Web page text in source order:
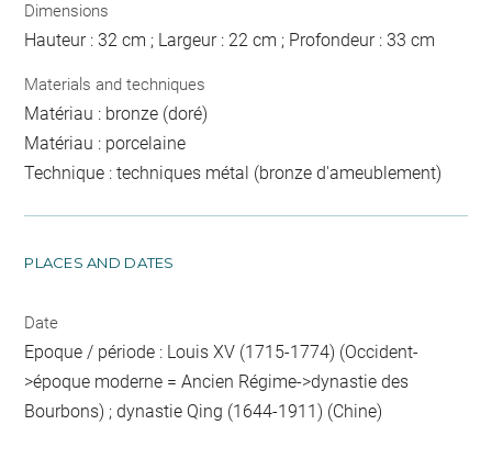
Dimensions
Hauteur : 32 cm ; Largeur : 22 cm ; Profondeur : 33 cm
Materials and techniques
Matériau : bronze (doré)
Matériau : porcelaine
Technique : techniques métal (bronze d'ameublement)
PLACES AND DATES
Date
Epoque / période : Louis XV (1715-1774) (Occident-
>époque moderne = Ancien Régime->dynastie des
Bourbons) ; dynastie Qing (1644-1911) (Chine)